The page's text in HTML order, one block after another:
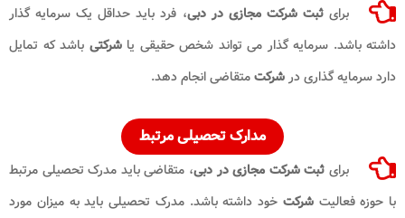
برایثبت شرکت مجازی در دبی، فرد باید حداقل یک سرمایه گذار
داشته باشد. سرمایه گذار می تواند شخص حقیقی یاشرکتی باشد که تمایل
دارد سرمایه گذاری درشرکتمتقاضی انجام دهد.
مدارک تحصیلی مرتبط
برای ثبت شرکت مجازی در دبی، متقاضی باید مدرک تحصیلی مرتبط
با حوزه فعالیتشرکت خود داشته باشد. مدرک تحصیلی باید به میزان مورد